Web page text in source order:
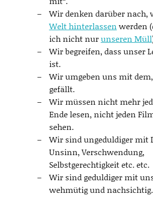
Wir denken darüber nach,
Welt hinterlassen werden
ich nicht nurunseren Müll
Wir begreifen, dass unser
ist.
Wir umgeben uns mit
gefällt.
Wir müssen nicht mehr
Ende lesen, nicht jeden
sehen.
Wir sind ungeduldiger mit
Unsinn, Verschwendung,
Selbstgerechtigkeit etc. etc.
Wir sind geduldiger mit
wehmütig und nachsichtig.